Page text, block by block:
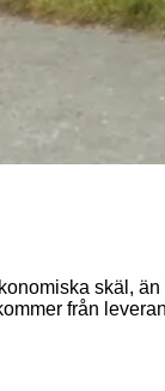
skäl,
från